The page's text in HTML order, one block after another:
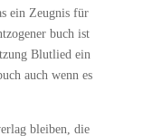
ein Zeugnis für
buch ist
Blutlied ein
auch wenn es
bleiben, die